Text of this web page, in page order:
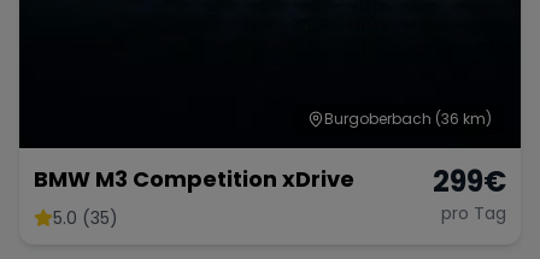
Burgoberbach (36 km)
BMW M3 Competition xDrive
5.0 (35)
299€
pro Tag